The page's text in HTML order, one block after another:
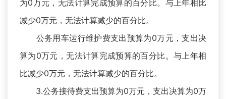
为0万元，无法计算完成预算的百分比。与上年相比
减少0万元，无法计算减少的百分比。
公务用车运行维护费支出预算为0万元，支出决
算为0万元，无法计算完成预算的百分比。与上年相
比减少0万元，无法计算减少的百分比。
3.公务接待费支出预算为0万元，支出决算为0万